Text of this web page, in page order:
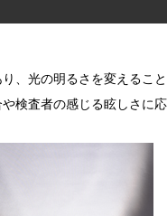
、光の明るさを変えること
検査者の感じる眩しさに